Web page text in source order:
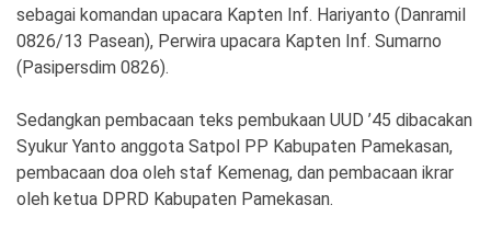
sebagai komandan upacara Kapten Inf. Hariyanto (Danramil
0826/13 Pasean), Perwira upacara Kapten Inf. Sumarno
(Pasipersdim 0826).
Sedangkan pembacaan teks pembukaan UUD ’45 dibacakan
Syukur Yanto anggota Satpol PP Kabupaten Pamekasan,
pembacaan doa oleh staf Kemenag, dan pembacaan ikrar
oleh ketua DPRD Kabupaten Pamekasan.